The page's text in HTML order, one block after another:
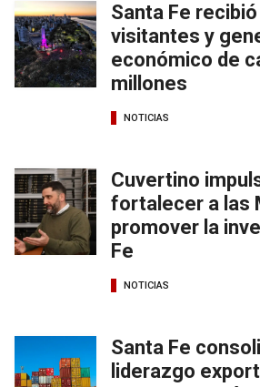
Santa Fe recibió
visitantes y
económico de
millones
NOTICIAS
Cuvertino
fortalecer a las
promover la
Fe
NOTICIAS
Santa Fe
liderazgo